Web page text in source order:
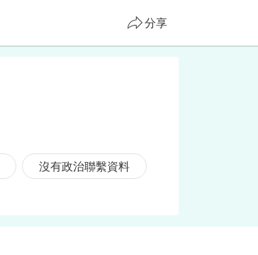
分享
沒有政治聯繫資料